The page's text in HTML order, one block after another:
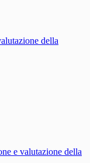
della
e valutazione della